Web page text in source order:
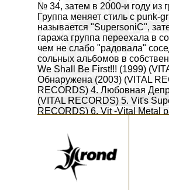
№ 34, затем в 2000-и году из
Группа меняет стиль с punk-
называется "SupersoniC",
гаража группа переехала в
чем не слабо "радовала"
сольных альбомов в
We Shall Be First!!! (1999)
Обнаружена (2003) (VITAL
RECORDS) 4. Любовная
(VITAL RECORDS) 5. Vit's
RECORDS) 6. Vit -Vital Metal
отлынивать от работы
(VITAL RECORDS) Альбомы
1,2,3,4 - треш приколы; Vit
Депрессия - смесь speed-
кавера на ENTWINE (blood
Vital Metal - самая